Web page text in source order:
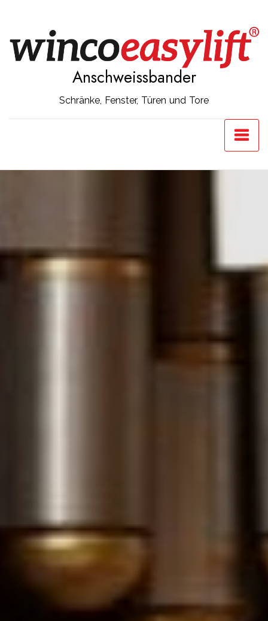
Anschweissbander
Schränke, Fenster, Türen und Tore